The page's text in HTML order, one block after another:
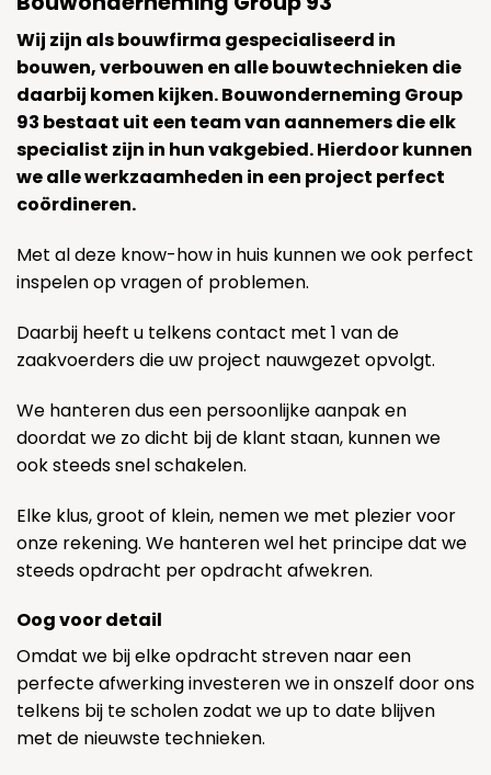
Wij zijn als bouwfirma gespecialiseerd in
bouwen, verbouwen en alle bouwtechnieken die
daarbij komen kijken. Bouwonderneming Group
93 bestaat uit een team van aannemers die elk
specialist zijn in hun vakgebied. Hierdoor kunnen
we alle werkzaamheden in een project perfect
coördineren.
Met al deze know-how in huis kunnen we ook perfect
inspelen op vragen of problemen.
Daarbij heeft u telkens contact met 1 van de
zaakvoerders die uw project nauwgezet opvolgt.
We hanteren dus een persoonlijke aanpak en
doordat we zo dicht bij de klant staan, kunnen we
ook steeds snel schakelen.
Elke klus, groot of klein, nemen we met plezier voor
onze rekening. We hanteren wel het principe dat we
steeds opdracht per opdracht afwekren.
Oog voor detail
Omdat we bij elke opdracht streven naar een
perfecte afwerking investeren we in onszelf door ons
telkens bij te scholen zodat we up to date blijven
met de nieuwste technieken.